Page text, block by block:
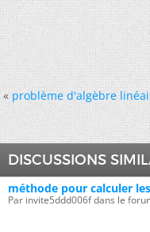
« problème d'algèbre
DISCUSSIONS
méthode pour calculer
Par invite5ddd006f dans le